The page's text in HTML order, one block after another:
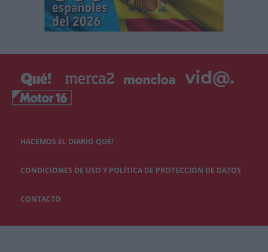
HACEMOS EL DIARIO QUÉ!
CONDICIONES DE USO Y POLÍTICA DE PROTECCIÓN DE DATOS
CONTACTO